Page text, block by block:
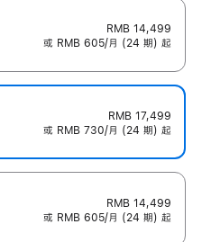
RMB 14,499
或 RMB 605/月 (24 期) 起
RMB 17,499
或 RMB 730/月 (24 期) 起
RMB 14,499
或 RMB 605/月 (24 期) 起